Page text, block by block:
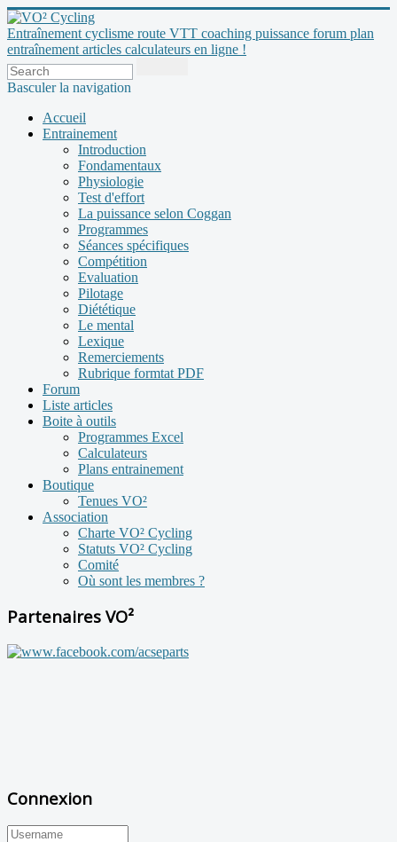
Entraînement cyclisme route VTT coaching puissance forum plan
entraînement articles calculateurs en ligne !
Basculer la navigation
Accueil
Entrainement
Introduction
Fondamentaux
Physiologie
Test d'effort
La puissance selon Coggan
Programmes
Séances spécifiques
Compétition
Evaluation
Pilotage
Diététique
Le mental
Lexique
Remerciements
Rubrique formtat PDF
Forum
Liste articles
Boite à outils
Programmes Excel
Calculateurs
Plans entrainement
Boutique
Tenues VO²
Association
Charte VO² Cycling
Statuts VO² Cycling
Comité
Où sont les membres ?
Partenaires VO²
Connexion